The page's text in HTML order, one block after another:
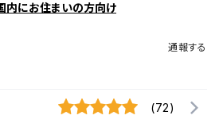
内にお住まいの方向け
通報する
(72)